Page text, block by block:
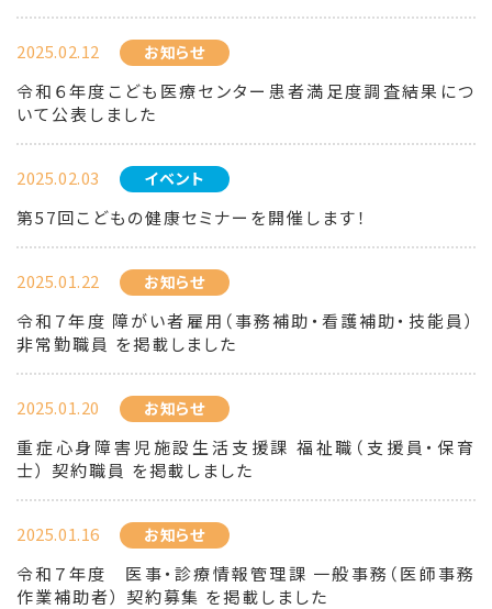
2025.02.12 お知らせ
令和６年度こども医療センター患者満足度調査結果につ
いて公表しました
2025.02.03 イベント
第57回こどもの健康セミナーを開催します！
2025.01.22 お知らせ
令和７年度 障がい者雇用（事務補助・看護補助・技能員）
非常勤職員 を掲載しました
2025.01.20 お知らせ
重症心身障害児施設生活支援課 福祉職（支援員・保育
士） 契約職員 を掲載しました
2025.01.16 お知らせ
令和７年度 医事・診療情報管理課 一般事務（医師事務
作業補助者） 契約募集 を掲載しました